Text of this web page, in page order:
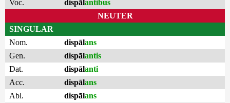
Voc. dispāl antibus
NEUTER
SINGULAR
Nom.
dispālans
Gen.
dispālantis
Dat.
dispālanti
Acc.
dispālans
Abl.
dispālans